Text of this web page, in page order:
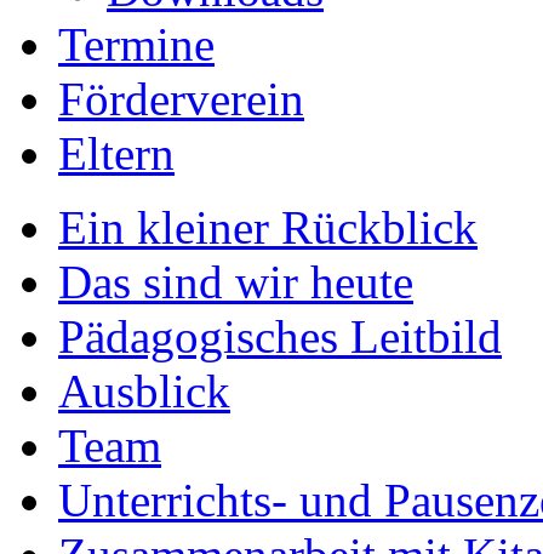
Termine
Förderverein
Eltern
Ein kleiner Rückblick
Das sind wir heute
Pädagogisches Leitbild
Ausblick
Team
Unterrichts- und